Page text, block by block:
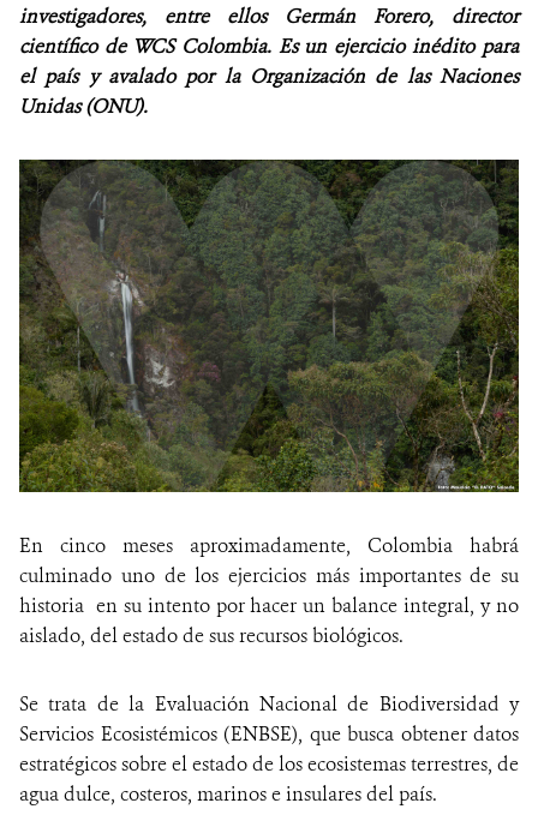
COBERTURA EN MEDIOS DE COMUNICACIÓN
INFORME ANUAL WCS
DONA
investigadores, entre ellos Germán Forero, director
científico de WCS Colombia. Es un ejercicio inédito para
el país y avalado por la Organización de las Naciones
Unidas (ONU).
En cinco meses aproximadamente, Colombia habrá
culminado uno de los ejercicios más importantes de su
historia en su intento por hacer un balance integral, y no
aislado, del estado de sus recursos biológicos.
Se trata de la Evaluación Nacional de Biodiversidad y
Servicios Ecosistémicos (ENBSE), que busca obtener datos
estratégicos sobre el estado de los ecosistemas terrestres, de
agua dulce, costeros, marinos e insulares del país.